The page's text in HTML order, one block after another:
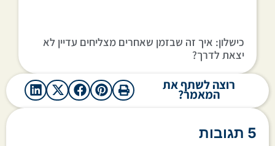
כישלון: איך זה שבזמן שאחרים מצליחים עדיין לא
יצאת לדרך?
רוצה לשתף את
המאמר?
5 תגובות